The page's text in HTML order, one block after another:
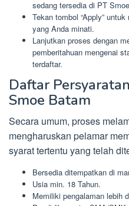
sedang tersedia di PT
Tekan tombol “Apply”
yang Anda minati.
Lanjutkan proses dengan
pemberitahuan mengenai
terdaftar.
Daftar
Smoe Batam
Secara umum, proses
mengharuskan pelamar
syarat tertentu yang telah
Bersedia ditempatkan di
Usia min. 18 Tahun.
Memiliki pengalaman lebih